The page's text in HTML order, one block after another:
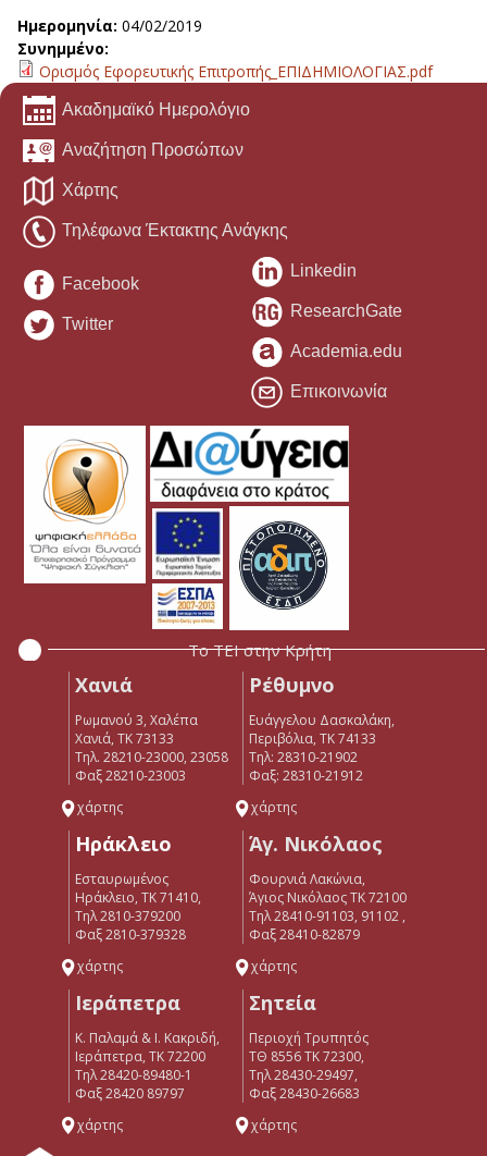
Ημερομηνία: 04/02/2019
Συνημμένο:
Ορισμός Εφορευτικής Επιτροπής_ΕΠΙΔΗΜΙΟΛΟΓΙΑΣ.pdf
Ακαδημαϊκό Ημερολόγιο
Αναζήτηση Προσώπων
Χάρτης
Τηλέφωνα Έκτακτης Ανάγκης
Facebook
Twitter
Linkedin
ResearchGate
Academia.edu
Επικοινωνία
Το ΤΕΙ στην Κρήτη
Χανιά
Ρωμανού 3, Χαλέπα
Χανιά, ΤΚ 73133
Τηλ. 28210-23000, 23058
Φαξ 28210-23003
χάρτης
Ρέθυμνο
Ευάγγελου Δασκαλάκη,
Περιβόλια, ΤΚ 74133
Tηλ: 28310-21902
Φαξ: 28310-21912
χάρτης
Ηράκλειο
Εσταυρωμένος
Ηράκλειο, ΤΚ 71410,
Τηλ 2810-379200
Φαξ 2810-379328
χάρτης
Άγ. Νικόλαος
Φουρνιά Λακώνια,
Άγιος Νικόλαος ΤΚ 72100
Τηλ 28410-91103, 91102 ,
Φαξ 28410-82879
χάρτης
Ιεράπετρα
Κ. Παλαμά & Ι. Κακριδή,
Ιεράπετρα, ΤΚ 72200
Tηλ 28420-89480-1
Φαξ 28420 89797
χάρτης
Σητεία
Περιοχή Τρυπητός
ΤΘ 8556 ΤΚ 72300,
Τηλ 28430-29497,
Φαξ 28430-26683
χάρτης